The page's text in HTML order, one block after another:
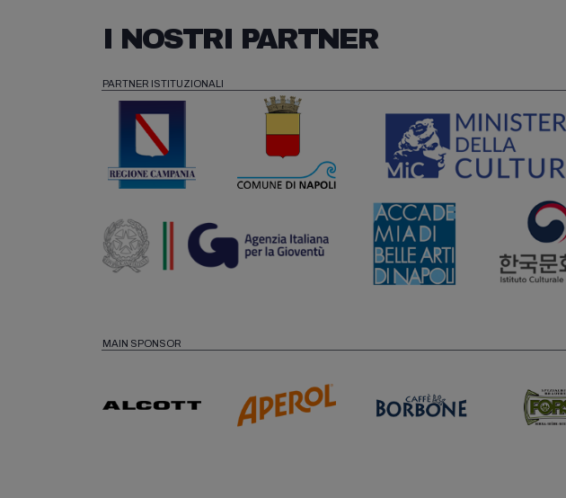
I NOSTRI PARTNER
PARTNER ISTITUZIONALI
MAIN SPONSOR